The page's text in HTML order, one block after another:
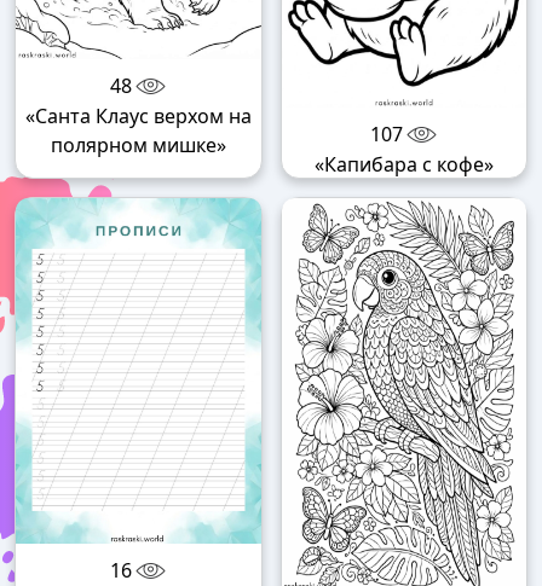
48
«Санта Клаус верхом на
полярном мишке»
107
«Капибара с кофе»
16